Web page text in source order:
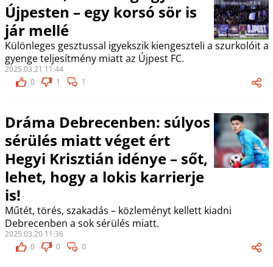
Újpesten – egy korsó sör is
jár mellé
Különleges gesztussal igyekszik kiengeszteli a szurkolóit a
gyenge teljesítmény miatt az Újpest FC.
2025.03.21 11:44
0
1 1
Dráma Debrecenben: súlyos
sérülés miatt véget ért
Hegyi Krisztián idénye – sőt,
lehet, hogy a lokis karrierje
is!
Műtét, törés, szakadás – közleményt kellett kiadni
Debrecenben a sok sérülés miatt.
2025.03.20 11:36
0
0 0